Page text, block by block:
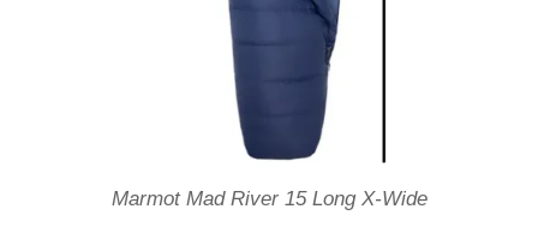
Marmot Mad River 15 Long X-Wide